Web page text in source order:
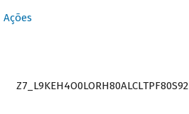
Ações
Z7_L9KEH4O0LORH80ALCLTPF80S92